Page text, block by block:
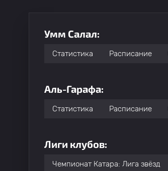
Умм Салал:
Статистика Расписание
Аль-Гарафа:
Статистика Расписание
Лиги клубов:
Чемпионат Катара: Лига звёзд